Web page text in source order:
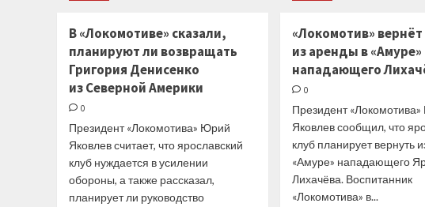
Контиола
и Коскиранта
закончили
игровую
карьеру
Овечкина
по количеству
голов
НХЛ
за последние
10 лет
В «Локомотиве» сказали,
планируют ли возвращать
Григория Денисенко
из Северной Америки
0
Президент «Локомотива» Юрий
Яковлев считает, что ярославский
клуб нуждается в усилении
обороны, а также рассказал,
планирует ли руководство
«Локомотив» вернёт
из аренды в «Амуре»
нападающего
0
Президент
Яковлев сообщил, что
клуб планирует вернуть
«Амуре» нападающего
Лихачёва. Воспитанник
«Локомотива» в...